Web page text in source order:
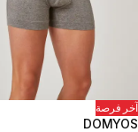
آخر فرصة
DOMYOS